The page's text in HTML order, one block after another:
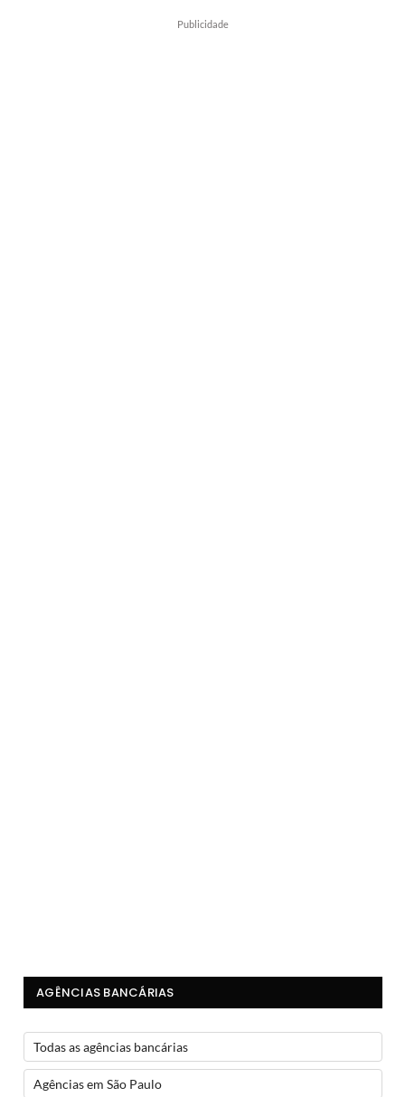
Publicidade
AGÊNCIAS BANCÁRIAS
Todas as agências bancárias
Agências em São Paulo